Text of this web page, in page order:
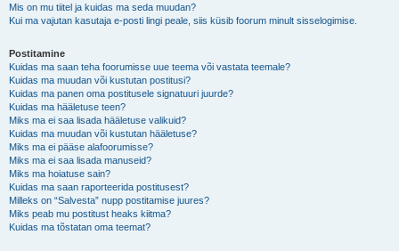
Mis on mu tiitel ja kuidas ma seda muudan?
Kui ma vajutan kasutaja e-posti lingi peale, siis küsib foorum minult sisselogimise.
Postitamine
Kuidas ma saan teha foorumisse uue teema või vastata teemale?
Kuidas ma muudan või kustutan postitusi?
Kuidas ma panen oma postitusele signatuuri juurde?
Kuidas ma hääletuse teen?
Miks ma ei saa lisada hääletuse valikuid?
Kuidas ma muudan või kustutan hääletuse?
Miks ma ei pääse alafoorumisse?
Miks ma ei saa lisada manuseid?
Miks ma hoiatuse sain?
Kuidas ma saan raporteerida postitusest?
Milleks on “Salvesta” nupp postitamise juures?
Miks peab mu postitust heaks kiitma?
Kuidas ma tõstatan oma teemat?